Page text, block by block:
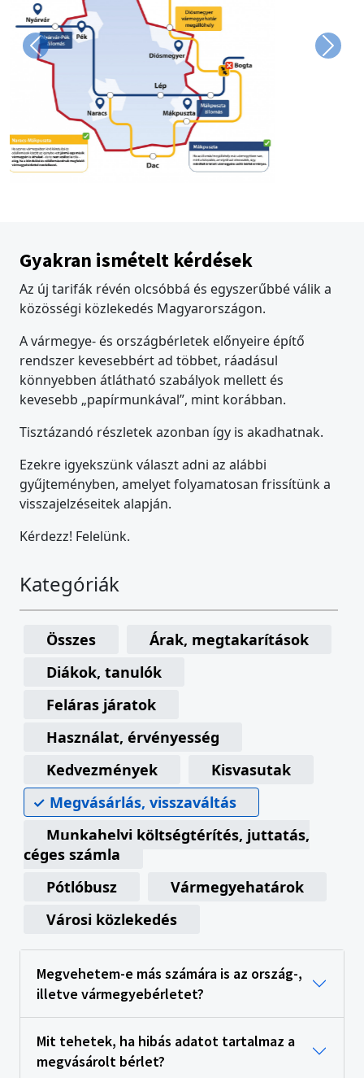
Previous Next
Gyakran ismételt kérdések
Az új tarifák révén olcsóbbá és egyszerűbbé válik a
közösségi közlekedés Magyarországon.
A vármegye- és országbérletek előnyeire építő
rendszer kevesebbért ad többet, ráadásul
könnyebben átlátható szabályok mellett és
kevesebb „papírmunkával”, mint korábban.
Tisztázandó részletek azonban így is akadhatnak.
Ezekre igyekszünk választ adni az alábbi
gyűjteményben, amelyet folyamatosan frissítünk a
visszajelzéseitek alapján.
Kérdezz! Felelünk.
Kategóriák
Összes
Árak, megtakarítások
Diákok, tanulók
Feláras járatok
Használat, érvényesség
Kedvezmények
Kisvasutak
Megvásárlás, visszaváltás
Munkahelyi költségtérítés, juttatás,
céges számla
Pótlóbusz
Vármegyehatárok
Városi közlekedés
Megvehetem-e más számára is az ország-,
illetve vármegyebérletet?
Mit tehetek, ha hibás adatot tartalmaz a
megvásárolt bérlet?